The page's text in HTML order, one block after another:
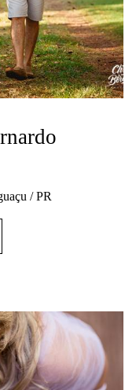
/ PR